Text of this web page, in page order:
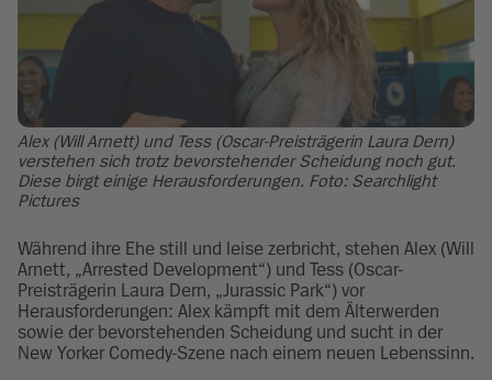
Alex (Will Arnett) und Tess (Oscar-Preisträgerin Laura Dern)
verstehen sich trotz bevorstehender Scheidung noch gut.
Diese birgt einige Herausforderungen. Foto: Searchlight
Pictures
Während ihre Ehe still und leise zerbricht, stehen Alex (Will
Arnett, „Arrested Development“) und Tess (Oscar-
Preisträgerin Laura Dern, „Jurassic Park“) vor
Herausforderungen: Alex kämpft mit dem Älterwerden
sowie der bevorstehenden Scheidung und sucht in der
New Yorker Comedy-Szene nach einem neuen Lebenssinn.